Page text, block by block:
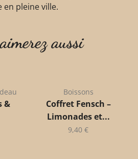
en pleine ville.
aussi
&
Boissons
Coffret Fensch –
Limonades et...
9,40 €